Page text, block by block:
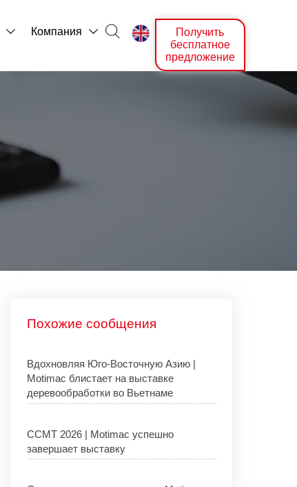
 Компания   
Получить
бесплатное
предложение
Похожие сообщения
Вдохновляя Юго-Восточную Азию |
Motimac блистает на выставке
деревообработки во Вьетнаме
CCMT 2026 | Motimac успешно
завершает выставку